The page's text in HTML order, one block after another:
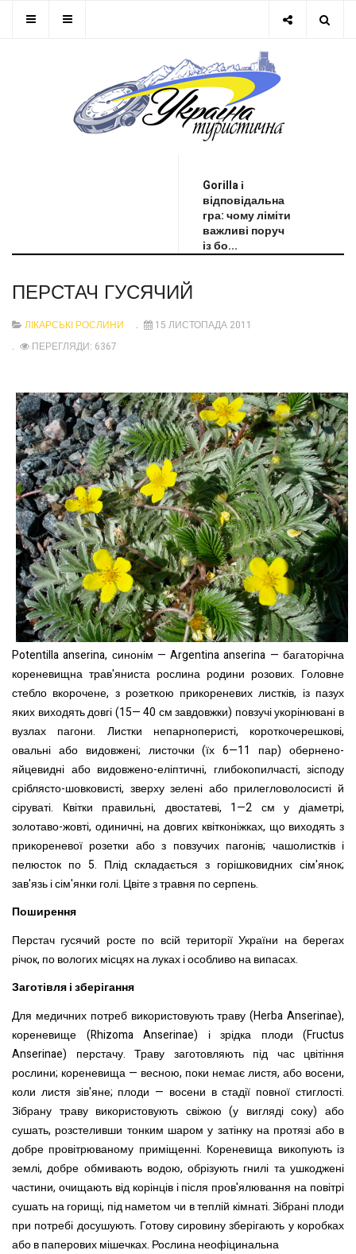
Gorilla і
відповідальна
гра: чому ліміти
важливі поруч
із бо...
ПЕРСТАЧ ГУСЯЧИЙ
ЛІКАРСЬКІ РОСЛИНИ
15 ЛИСТОПАДА 2011
ПЕРЕГЛЯДИ: 6367
Potentilla anserina, синонім — Argentina anserina — багаторічна
кореневищна трав'яниста рослина родини розових. Головне
стебло вкорочене, з розеткою прикореневих листків, із пазух
яких виходять довгі (15— 40 см завдовжки) повзучі укорінювані в
вузлах пагони. Листки непарноперисті, короткочерешкові,
овальні або видовжені; листочки (їх 6—11 пар) обернено-
яйцевидні або видовжено-еліптичні, глибокопилчасті, зісподу
сріблясто-шовковисті, зверху зелені або прилегловолосисті й
сіруваті. Квітки правильні, двостатеві, 1—2 см у діаметрі,
золотаво-жовті, одиничні, на довгих квітконіжках, що виходять з
прикореневої розетки або з повзучих пагонів; чашолистків і
пелюсток по 5. Плід складається з горішковидних сім'янок;
зав'язь і сім'янки голі. Цвіте з травня по серпень.
Поширення
Перстач гусячий росте по всій території України на берегах
річок, по вологих місцях на луках і особливо на випасах.
Заготівля і зберігання
Для медичних потреб використовують траву (Herba Anserinae),
кореневище (Rhizoma Anserinae) і зрідка плоди (Fructus
Anserinae) перстачу. Траву заготовляють під час цвітіння
рослини; кореневища — весною, поки немає листя, або восени,
коли листя зів'яне; плоди — восени в стадії повної стиглості.
Зібрану траву використовують свіжою (у вигляді соку) або
сушать, розстеливши тонким шаром у затінку на протязі або в
добре провітрюваному приміщенні. Кореневища викопують із
землі, добре обмивають водою, обрізують гнилі та ушкоджені
частини, очищають від корінців і після пров'ялювання на повітрі
сушать на горищі, під наметом чи в теплій кімнаті. Зібрані плоди
при потребі досушують. Готову сировину зберігають у коробках
або в паперових мішечках. Рослина неофіцинальна